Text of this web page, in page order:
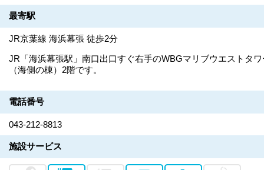
最寄駅
JR京葉線 海浜幕張 徒歩2分
JR「海浜幕張駅」南口出口すぐ右手のWBGマリブウエストタワ
（海側の棟）2階です。
電話番号
043-212-8813
施設サービス